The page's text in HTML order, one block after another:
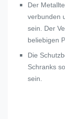
Der
verbunden
sein. Der
beliebigen
Die
Schranks
sein.